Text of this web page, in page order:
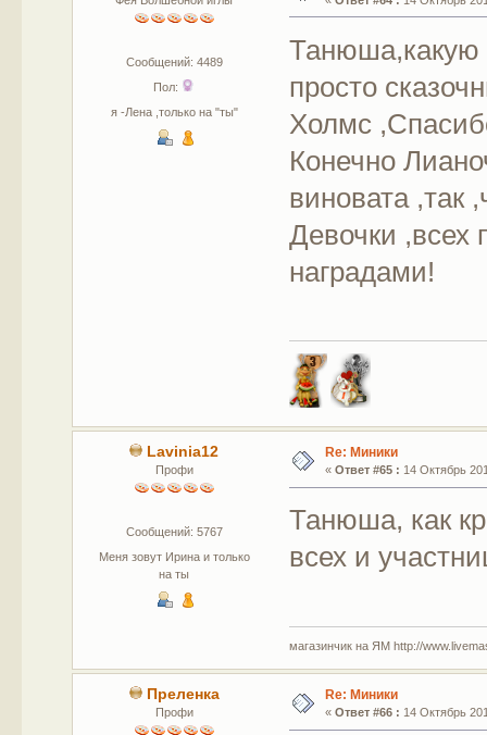
Сообщений: 4489
Пол:
я -Лена ,только на "ты"
Танюша,какую
просто
Холмс
Конечно
виновата ,так
Девочки ,всех
наградами!
Lavinia12
Профи
Сообщений: 5767
Меня зовут Ирина и только
на ты
Re: Миники
« Ответ #65 : 14 Октябрь
Танюша, как
всех и
магазинчик на ЯМ http://
Преленка
Профи
Re: Миники
« Ответ #66 : 14 Октябрь